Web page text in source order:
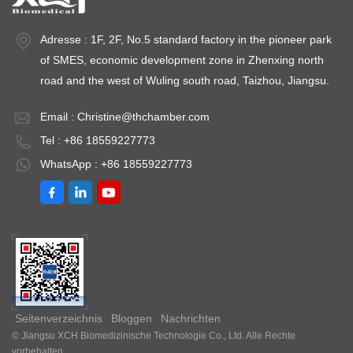
Adresse : 1F, 2F, No.5 standard factory in the pioneer park
of SMES, economic development zone in Zhenxing north
road and the west of Wuling south road, Taizhou, Jiangsu.
Email : Christine@thchamber.com
Tel : +86 18559227773
WhatsApp : +86 18559227773
Seitenverzeichnis Bloggen Nachrichten
© Jiangsu XCH Biomedizinische Technologie Co., Ltd. Alle Rechte